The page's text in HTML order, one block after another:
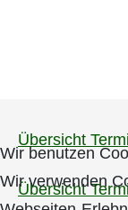
Übersicht
Übersicht
Wir benutzen
Wir verwenden